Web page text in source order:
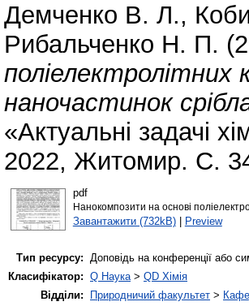
Демченко В. Л.,
Рибальченко Н. П.
поліелектролітних
наночастинок
«Актуальні задачі
2022, Житомир. С.
pdf
Нанокомпозити на основі
Завантажити (732kB)| Preview
Тип ресурсу: Доповідь на конференції або
Класифікатор: Q Наука> QD Хімія
Відділи:
Природничий факультет >